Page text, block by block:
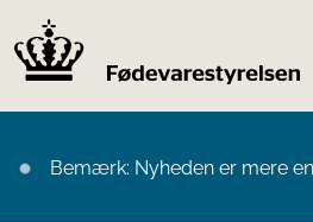
Bemærk: Nyheden er mere